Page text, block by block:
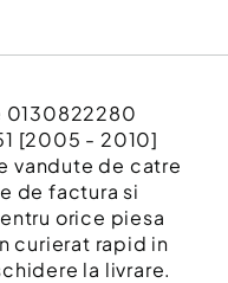
0130822280
[2005 - 2010]
vandute de catre
de factura si
orice piesa
curierat rapid in
la livrare.